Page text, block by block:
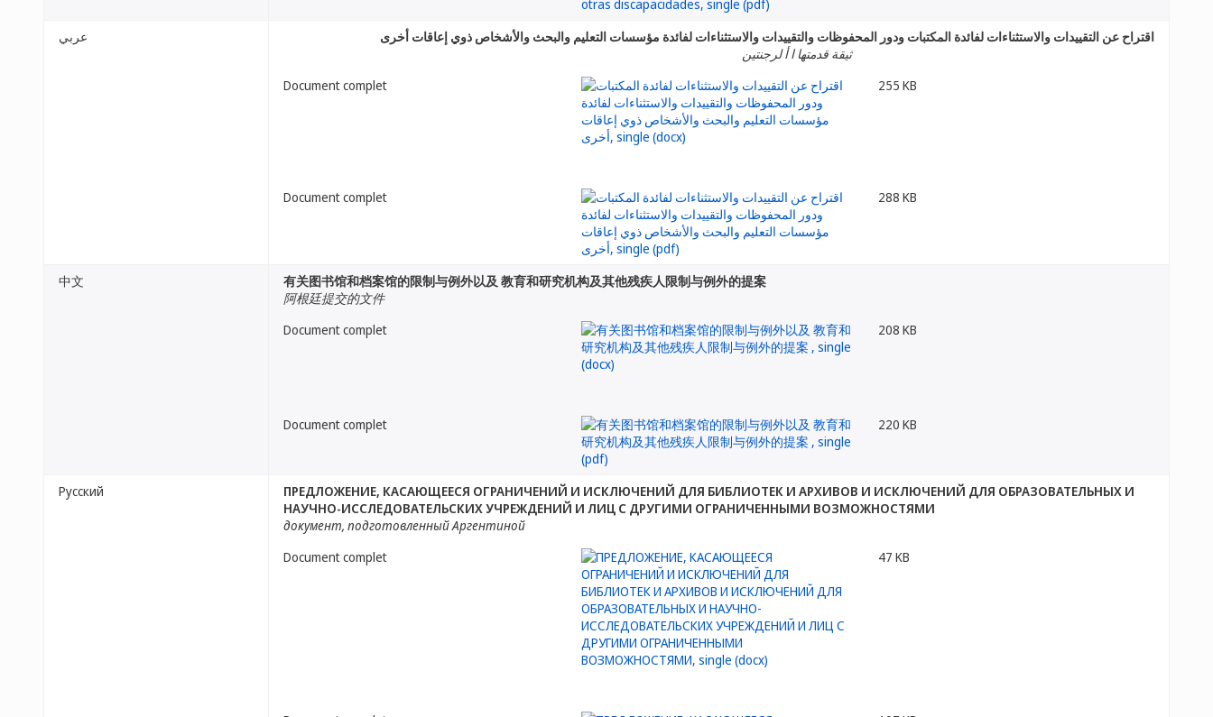
عربي
اقتراح عن التقييدات والاستثناءات لفائدة المكتبات ودور المحفوظات والتقييدات والاستثناءات لفائدة مؤسسات التعليم والبحث والأشخاص ذوي إعاقات أخرى
ثيقة قدمتها ا أ لرجنتين
Document complet
255 KB
Document complet 288 KB
中文
有关图书馆和档案馆的限制与例外以及 教育和研究机构及其他残疾人限制与例外的提案
阿根廷提交的文件
Document complet
208 KB
Document complet 220 KB
Русский
ПРЕДЛОЖЕНИЕ, КАСАЮЩЕЕСЯ ОГРАНИЧЕНИЙ И ИСКЛЮЧЕНИЙ ДЛЯ БИБЛИОТЕК И АРХИВОВ И ИСКЛЮЧЕНИЙ ДЛЯ ОБРАЗОВАТЕЛЬНЫХ И
НАУЧНО-ИССЛЕДОВАТЕЛЬСКИХ УЧРЕЖДЕНИЙ И ЛИЦ С ДРУГИМИ ОГРАНИЧЕННЫМИ ВОЗМОЖНОСТЯМИ
документ, подготовленный Аргентиной
Document complet
47 KB